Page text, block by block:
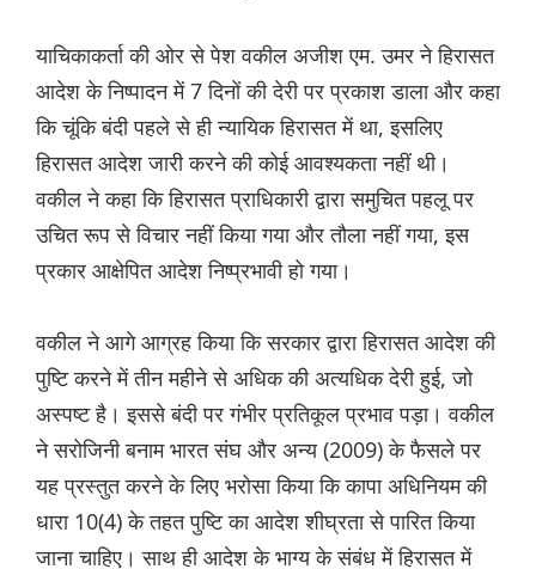
याचिकाकर्ता की ओर से पेश वकील अजीश एम. उमर ने हिरासत
आदेश के निष्पादन में 7 दिनों की देरी पर प्रकाश डाला और कहा
कि चूंकि बंदी पहले से ही न्यायिक हिरासत में था, इसलिए
हिरासत आदेश जारी करने की कोई आवश्यकता नहीं थी।
वकील ने कहा कि हिरासत प्राधिकारी द्वारा समुचित पहलू पर
उचित रूप से विचार नहीं किया गया और तौला नहीं गया, इस
प्रकार आक्षेपित आदेश निष्प्रभावी हो गया।
वकील ने आगे आग्रह किया कि सरकार द्वारा हिरासत आदेश की
पुष्टि करने में तीन महीने से अधिक की अत्यधिक देरी हुई, जो
अस्पष्ट है। इससे बंदी पर गंभीर प्रतिकूल प्रभाव पड़ा। वकील
ने सरोजिनी बनाम भारत संघ और अन्य (2009) के फैसले पर
यह प्रस्तुत करने के लिए भरोसा किया कि कापा अधिनियम की
धारा 10(4) के तहत पुष्टि का आदेश शीघ्रता से पारित किया
जाना चाहिए। साथ ही आदेश के भाग्य के संबंध में हिरासत में